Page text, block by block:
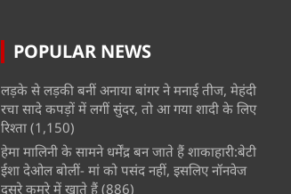
POPULAR NEWS
लड़के से लड़की बनीं अनाया बांगर ने मनाई तीज, मेहंदी
रचा सादे कपड़ों में लगीं सुंदर, तो आ गया शादी के लिए
रिश्ता (1,150)
हेमा मालिनी के सामने धर्मेंद्र बन जाते हैं शाकाहारी:बेटी
ईशा देओल बोलीं- मां को पसंद नहीं, इसलिए नॉनवेज
दूसरे कमरे में खाते हैं (886)